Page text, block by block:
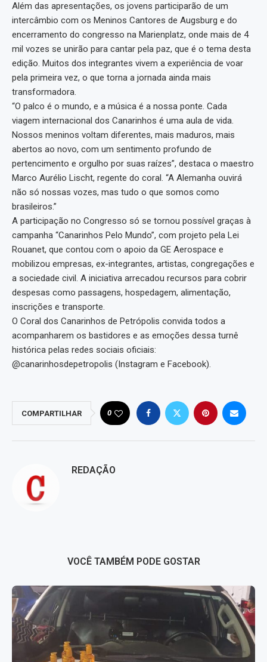
Além das apresentações, os jovens participarão de um
intercâmbio com os Meninos Cantores de Augsburg e do
encerramento do congresso na Marienplatz, onde mais de 4
mil vozes se unirão para cantar pela paz, que é o tema desta
edição. Muitos dos integrantes vivem a experiência de voar
pela primeira vez, o que torna a jornada ainda mais
transformadora.
“O palco é o mundo, e a música é a nossa ponte. Cada
viagem internacional dos Canarinhos é uma aula de vida.
Nossos meninos voltam diferentes, mais maduros, mais
abertos ao novo, com um sentimento profundo de
pertencimento e orgulho por suas raízes”, destaca o maestro
Marco Aurélio Lischt, regente do coral. “A Alemanha ouvirá
não só nossas vozes, mas tudo o que somos como
brasileiros.”
A participação no Congresso só se tornou possível graças à
campanha “Canarinhos Pelo Mundo”, com projeto pela Lei
Rouanet, que contou com o apoio da GE Aerospace e
mobilizou empresas, ex-integrantes, artistas, congregações e
a sociedade civil. A iniciativa arrecadou recursos para cobrir
despesas como passagens, hospedagem, alimentação,
inscrições e transporte.
O Coral dos Canarinhos de Petrópolis convida todos a
acompanharem os bastidores e as emoções dessa turnê
histórica pelas redes sociais oficiais:
@canarinhosdepetropolis (Instagram e Facebook).
COMPARTILHAR 0
REDAÇÃO
VOCÊ TAMBÉM PODE GOSTAR